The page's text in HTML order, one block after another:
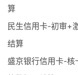
算
民生信用卡-初审+
结算
盛京银行信用卡-核